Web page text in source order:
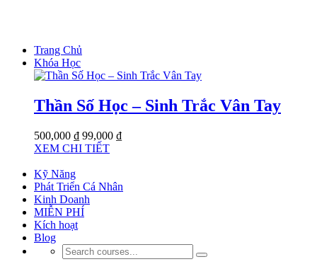
Trang Chủ
Khóa Học
Thần Số Học – Sinh Trắc Vân Tay
500,000 ₫ 99,000 ₫
XEM CHI TIẾT
Kỹ Năng
Phát Triển Cá Nhân
Kinh Doanh
MIỄN PHÍ
Kích hoạt
Blog